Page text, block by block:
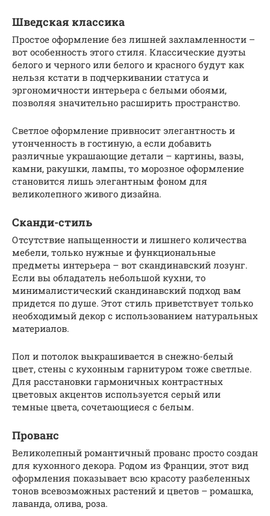
Шведская классика
Простое оформление без лишней захламленности –
вот особенность этого стиля. Классические дуэты
белого и черного или белого и красного будут как
нельзя кстати в подчеркивании статуса и
эргономичности интерьера с белыми обоями,
позволяя значительно расширить пространство.
Светлое оформление привносит элегантность и
утонченность в гостиную, а если добавить
различные украшающие детали – картины, вазы,
камни, ракушки, лампы, то морозное оформление
становится лишь элегантным фоном для
великолепного живого дизайна.
Сканди-стиль
Отсутствие напыщенности и лишнего количества
мебели, только нужные и функциональные
предметы интерьера – вот скандинавский лозунг.
Если вы обладатель небольшой кухни, то
минималистический скандинавский подход вам
придется по душе. Этот стиль приветствует только
необходимый декор с использованием натуральных
материалов.
Пол и потолок выкрашивается в снежно-белый
цвет, стены с кухонным гарнитуром тоже светлые.
Для расстановки гармоничных контрастных
цветовых акцентов используется серый или
темные цвета, сочетающиеся с белым.
Прованс
Великолепный романтичный прованс просто создан
для кухонного декора. Родом из Франции, этот вид
оформления показывает всю красоту разбеленных
тонов всевозможных растений и цветов – ромашка,
лаванда, олива, роза.